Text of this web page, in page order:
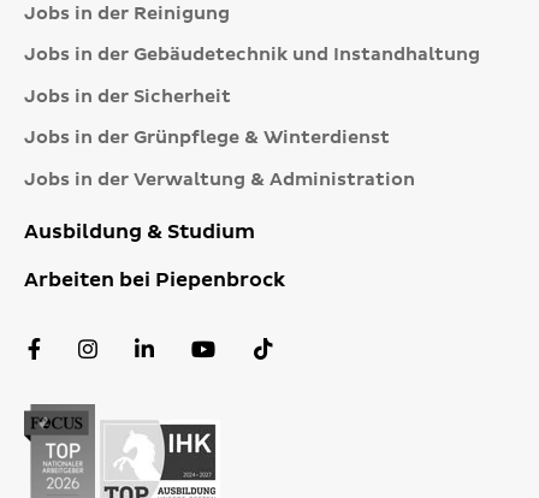
Jobs in der Reinigung
Jobs in der Gebäudetechnik und Instandhaltung
Jobs in der Sicherheit
Jobs in der Grünpflege & Winterdienst
Jobs in der Verwaltung & Administration
Ausbildung & Studium
Arbeiten bei Piepenbrock
FacebookInstagram
LinkedInYouTube